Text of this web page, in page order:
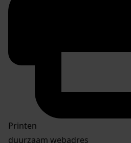
Printen
duurzaam webadres